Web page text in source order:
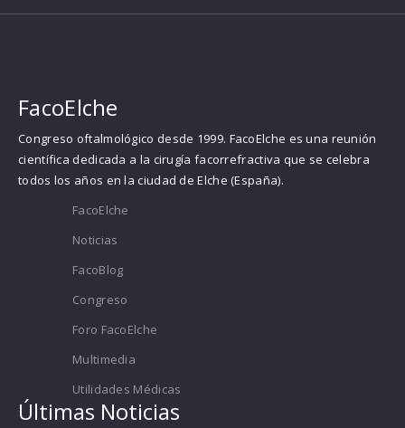
FacoElche
Congreso oftalmológico desde 1999. FacoElche es una reunión
científica dedicada a la cirugía facorrefractiva que se celebra
todos los años en la ciudad de Elche (España).
FacoElche
Noticias
FacoBlog
Congreso
Foro FacoElche
Multimedia
Utilidades Médicas
Últimas Noticias